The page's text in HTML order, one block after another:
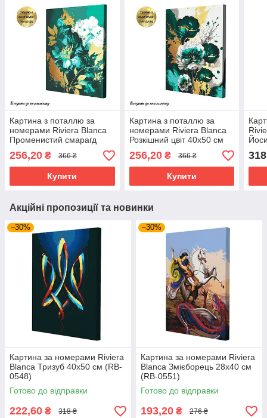
Картина з поталлю за
номерами Riviera Blanca
Променистий смарагд
256,20 ₴ 366 ₴
Купити
Картина з поталлю за
номерами Riviera Blanca
Розкішний цвіт 40x50 см
256,20₴ 366 ₴
Купити
318
Акційні пропозиції та новинки
–30%
Картина за номерами Riviera
Blanca Тризуб 40x50 см (RB-
0548)
Готово до відправки
222,60 ₴ 318 ₴
–30%
Картина за номерами Riviera
Blanca Змієборець 28x40 см
(RB-0551)
Готово до відправки
193,20 ₴ 276 ₴